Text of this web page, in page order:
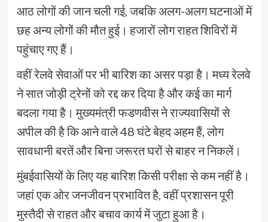
आठ लोगों की जान चली गई, जबकि अलग-अलग घटनाओं में
छह अन्य लोगों की मौत हुई। हजारों लोग राहत शिविरों में
पहुंचाए गए हैं।
वहीं रेलवे सेवाओं पर भी बारिश का असर पड़ा है। मध्य रेलवे
ने सात जोड़ी ट्रेनों को रद्द कर दिया है और कई का मार्ग
बदला गया है। मुख्यमंत्री फडणवीस ने राज्यवासियों से
अपील की है कि आने वाले 48 घंटे बेहद अहम हैं, लोग
सावधानी बरतें और बिना जरूरत घरों से बाहर न निकलें।
मुंबईवासियों के लिए यह बारिश किसी परीक्षा से कम नहीं है।
जहां एक ओर जनजीवन प्रभावित है, वहीं प्रशासन पूरी
मुस्तैदी से राहत और बचाव कार्य में जुटा हुआ है।